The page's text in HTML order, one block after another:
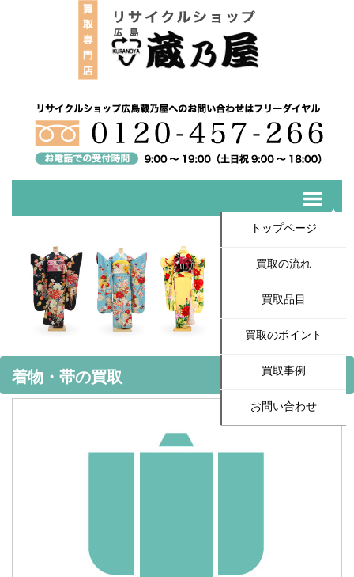
トップページ
買取の流れ
買取品目
買取のポイント
買取事例
お問い合わせ
着物・帯の買取